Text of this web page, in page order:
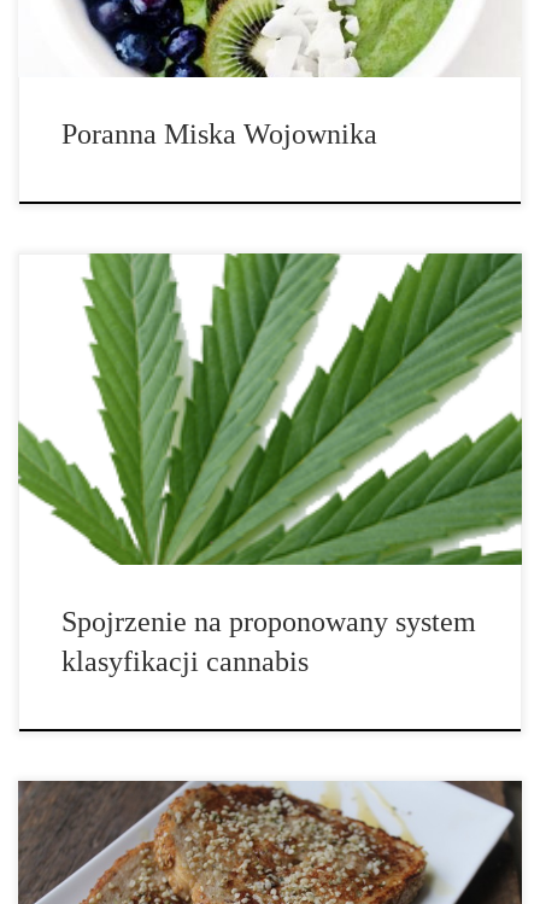
Poranna Miska Wojownika
Nowo zaproponowany system klasyfikacji sugeruje, aby skupić się
na cannabis sativa oraz indica i wyeliminować cannabis ruderalis
dla cannabis afganica. Afganika nie reprezentuje nowego rodzaju
konopi, jest to raczej zmieniona nazwa wersji konopi indyjskiej.
Ale dlaczego? Dlaczego pojawiły się propozycje […]
Spojrzenie na proponowany system
klasyfikacji cannabis
Nie ma nic lepszego, niż tosty francuskie na smaczne weekendowe